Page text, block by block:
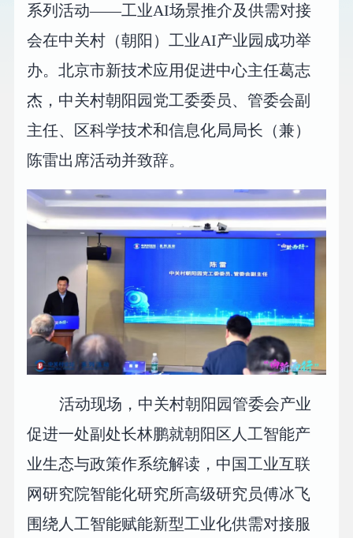
系列活动——工业AI场景推介及供需对接
会在中关村（朝阳）工业AI产业园成功举
办。北京市新技术应用促进中心主任葛志
杰，中关村朝阳园党工委委员、管委会副
主任、区科学技术和信息化局局长（兼）
陈雷出席活动并致辞。
活动现场，中关村朝阳园管委会产业
促进一处副处长林鹏就朝阳区人工智能产
业生态与政策作系统解读，中国工业互联
网研究院智能化研究所高级研究员傅冰飞
围绕人工智能赋能新型工业化供需对接服